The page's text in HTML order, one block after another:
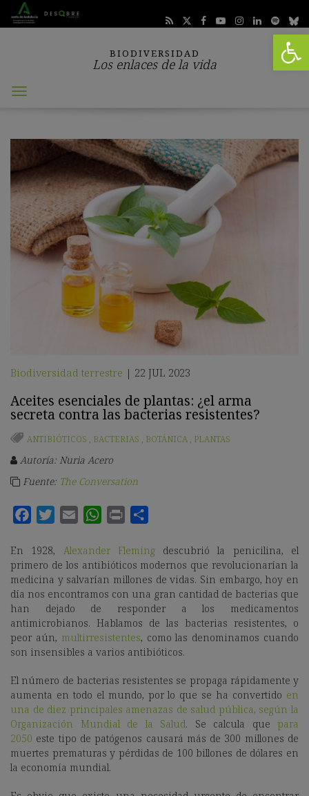
Abrir
BIODIVERSIDAD
Los enlaces de la vida
Abrir
Biodiversidad terrestre | 22 JUL 2023
Aceites esenciales de plantas: ¿el arma
secreta contra las bacterias resistentes?
ANTIBIÓTICOS , BACTERIAS , BOTÁNICA, PLANTAS
Autoría: Nuria Acero
Fuente: The Conversation
En 1928, Alexander Fleming
descubrió la penicilina, el
primero de los antibióticos modernos que revolucionarían la
medicina y salvarían millones de vidas. Sin embargo, hoy en
día nos encontramos con una gran cantidad de bacterias que
han dejado de responder a los medicamentos
antimicrobianos. Hablamos de las bacterias resistentes, o
peor aún, multirresistentes, como las denominamos cuando
son insensibles a varios antibióticos.
El número de bacterias resistentes se propaga rápidamente y
aumenta en todo el mundo, por lo que se ha convertido en
una de diez principales amenazas de salud pública, según la
Organización Mundial de la Salud. Se calcula que para
2050 este tipo de patógenos causará más de 300 millones de
muertes prematuras y pérdidas de 100 billones de dólares en
la economía mundial.